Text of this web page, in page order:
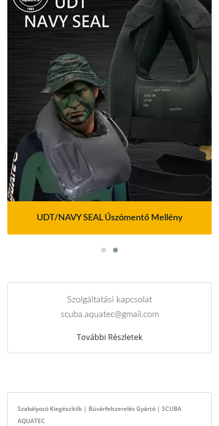
UDT/NAVY SEAL Úszómentő Mellény
Szolgáltatási kapcsolat
scuba.aquatec@gmail.com
További Részletek
Szabályozó Kiegészítők | Búvárfelszerelés Gyártó | SCUBA
AQUATEC